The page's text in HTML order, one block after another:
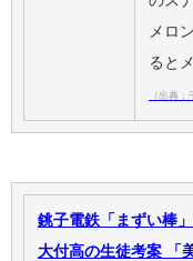
メロ
ると
（出典：
銚子電鉄「まずい棒
大付高の生徒考案 「